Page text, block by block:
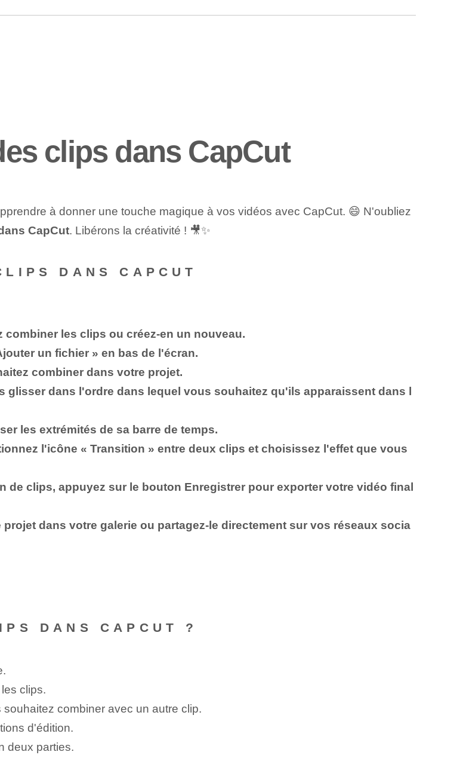
clips dans CapCut
à donner une touche magique à vos vidéos avec CapCut. 😄⁢ N'oubliez
CapCut. Libérons la créativité ! 🎥✨
DANS CAPCUT
les clips ou créez-en un nouveau.
un fichier » en bas de l'écran.
combiner dans votre projet.
glisser dans l'ordre dans lequel vous souhaitez qu'ils apparaissent dans l
les extrémités de sa barre de temps.
l'icône « Transition » entre deux clips et choisissez l'effet que vous
de clips, appuyez sur le bouton Enregistrer pour exporter votre vidéo final
dans⁣ votre galerie ‌ou partagez-le directement sur vos réseaux socia
DANS CAPCUT ?
clips.
combiner avec un autre clip.
d'édition.
deux parties.